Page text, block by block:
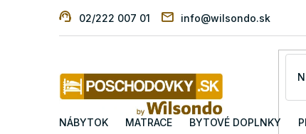
02/222 007 01 info@wilsondo.sk
NÁBYTOK MATRACE BYTOVÉ DOPLNKY